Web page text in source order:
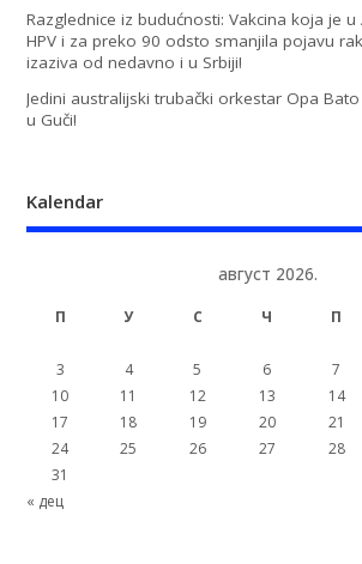
Razglednice iz budućnosti: Vakcina koja je
HPV i za preko 90 odsto smanjila pojavu
izaziva od nedavno i u Srbiji!
Jedini australijski trubački orkestar Opa
u Guči!
Kalendar
август 2026.
П У С Ч П
3
4 5 6 7
10
11 12 13 14
17
18 19 20 21
24
25 26 27 28
31
« дец